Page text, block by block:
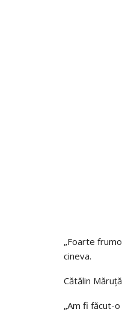
„Foarte
cineva.
Cătălin
„Am fi făcut-